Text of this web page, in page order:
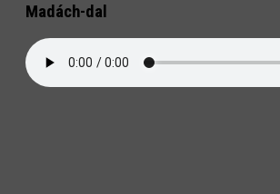
Madách-dal